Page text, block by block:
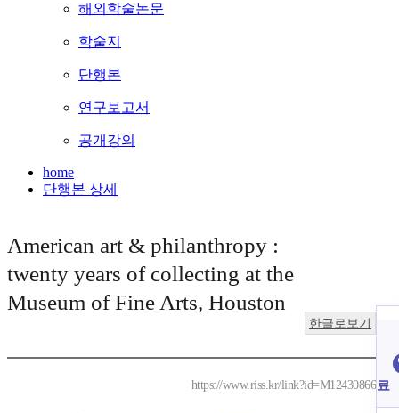
해외학술논문
학술지
단행본
연구보고서
공개강의
home
단행본 상세
American art & philanthropy :
twenty years of collecting at the
Museum of Fine Arts, Houston
한글로보기
https://www.riss.kr/link?id=M12430866료